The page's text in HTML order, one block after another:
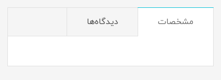
مشخصات دیدگاه‌ها